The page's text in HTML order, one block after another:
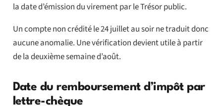
la date d’émission du virement par le Trésor public.
Un compte non crédité le 24 juillet au soir ne traduit donc
aucune anomalie. Une vérification devient utile à partir
de la deuxième semaine d’août.
Date du remboursement d’impôt par
lettre-chèque